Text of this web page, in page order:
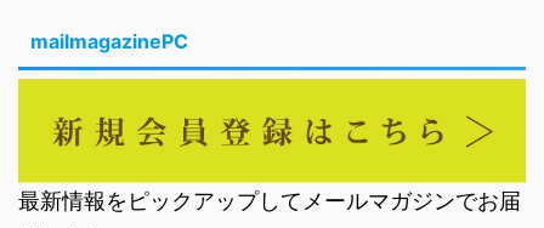
mailmagazinePC
最新情報をピックアップしてメールマガジンでお届